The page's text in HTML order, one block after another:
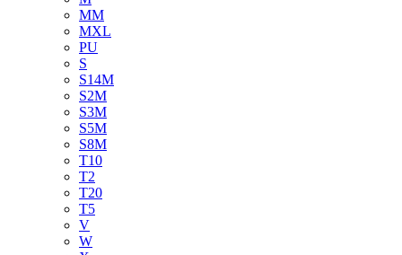
MM
MXL
PU
S
S14M
S2M
S3M
S5M
S8M
T10
T2
T20
T5
V
W